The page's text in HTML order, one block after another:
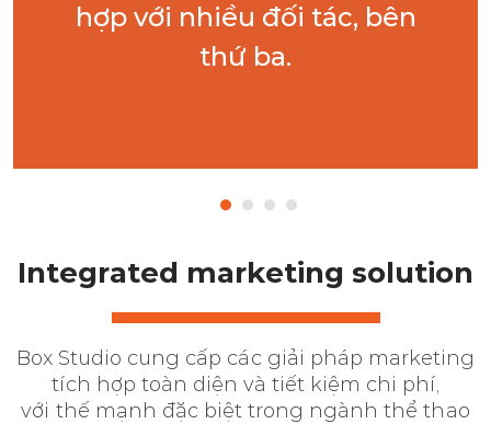
hợp với nhiều đối tác, bên
thứ ba.
Integrated marketing solution
Box Studio cung cấp các giải pháp marketing
tích hợp toàn diện và tiết kiệm chi phí,
với thế mạnh đặc biệt trong ngành thể thao